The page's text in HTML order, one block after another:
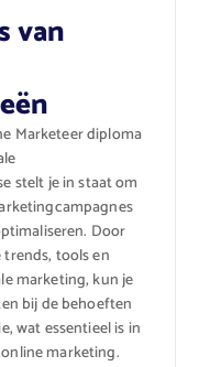
van
Marketeer diploma
stelt je in staat om
Door
tools en
marketing, kun je
bij de behoeften
wat essentieel is in
marketing.